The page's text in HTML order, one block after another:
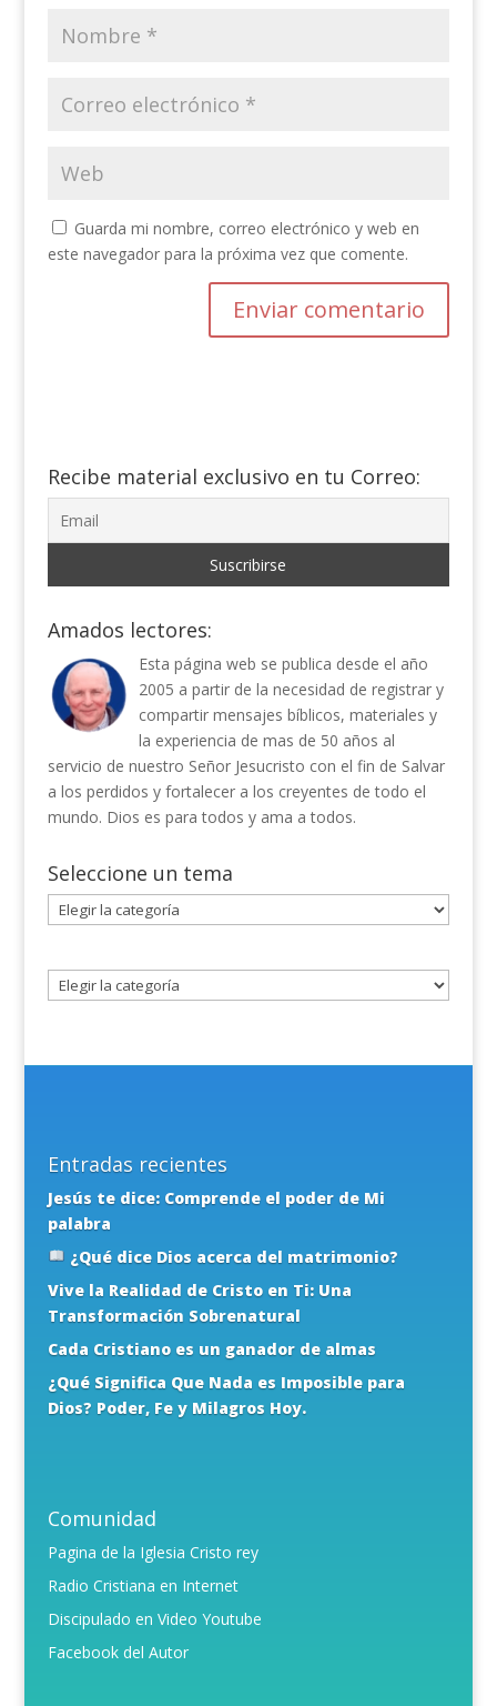
Guarda mi nombre, correo electrónico y web en
este navegador para la próxima vez que comente.
Recibe material exclusivo en tu Correo:
Amados lectores:
Esta página web se publica desde el año
2005 a partir de la necesidad de registrar y
compartir mensajes bíblicos, materiales y
la experiencia de mas de 50 años al
servicio de nuestro Señor Jesucristo con el fin de Salvar
a los perdidos y fortalecer a los creyentes de todo el
mundo. Dios es para todos y ama a todos.
Seleccione un tema
Seleccione
un
Entradas recientes
Jesús te dice: Comprende el poder de Mi
palabra
¿Qué dice Dios acerca del matrimonio?
Vive la Realidad de Cristo en Ti: Una
Transformación Sobrenatural
Cada Cristiano es un ganador de almas
¿Qué Significa Que Nada es Imposible para
Dios? Poder, Fe y Milagros Hoy.
Comunidad
Pagina de la Iglesia Cristo rey
Radio Cristiana en Internet
Discipulado en Video Youtube
Facebook del Autor